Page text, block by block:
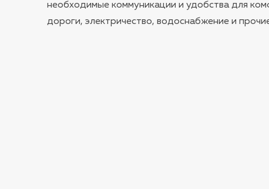
необходимые коммуникации и удобства для
дороги, электричество, водоснабжение и